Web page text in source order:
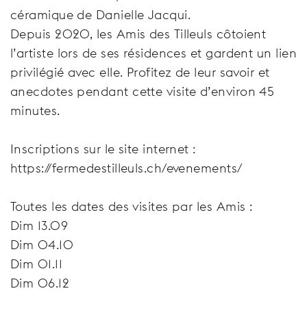
céramique de Danielle Jacqui.
Depuis 2020, les Amis des Tilleuls côtoient
l’artiste lors de ses résidences et gardent un lien
privilégié avec elle. Profitez de leur savoir et
anecdotes pendant cette visite d’environ 45
minutes.
Inscriptions sur le site internet :
https://fermedestilleuls.ch/evenements/
Toutes les dates des visites par les Amis :
Dim 13.09
Dim 04.10
Dim 01.11
Dim 06.12